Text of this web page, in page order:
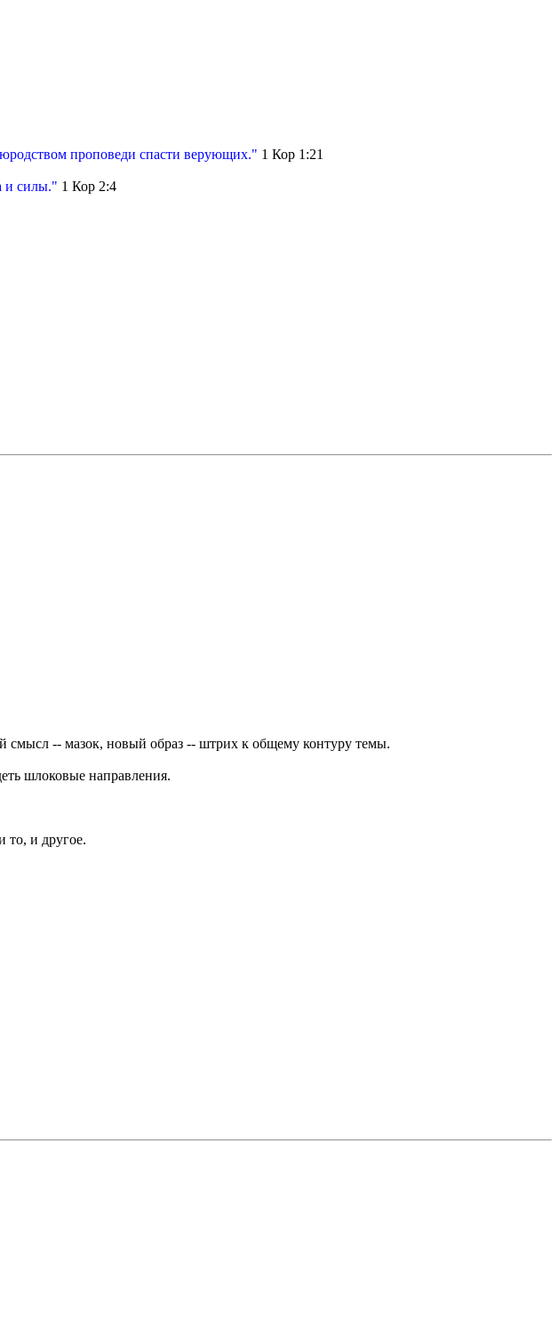
проповеди спасти верующих." 1 Кор 1:21
и силы." 1 Кор 2:4
смысл -- мазок, новый образ -- штрих к общему контуру темы.
шлоковые направления.
то, и другое.